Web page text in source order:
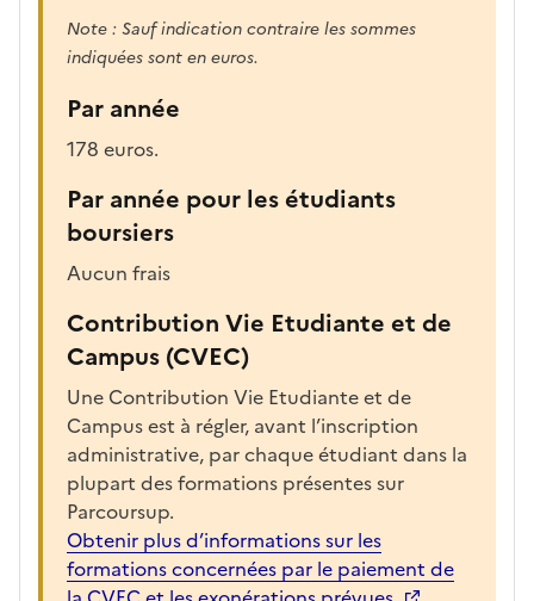
Note : Sauf indication contraire les sommes
indiquées sont en euros.
Par année
178 euros.
Par année pour les étudiants
boursiers
Aucun frais
Contribution Vie Etudiante et de
Campus (CVEC)
Une Contribution Vie Etudiante et de
Campus est à régler, avant l’inscription
administrative, par chaque étudiant dans la
plupart des formations présentes sur
Parcoursup.
Obtenir plus d’informations sur les
formations concernées par le paiement de